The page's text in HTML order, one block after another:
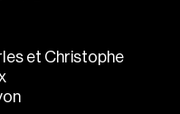
et Christophe